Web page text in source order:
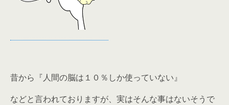
昔から『人間の脳は１０％しか使っていない』
などと言われておりますが、実はそんな事はないそうで